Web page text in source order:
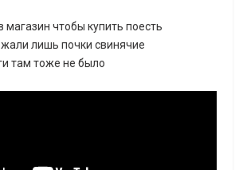
чтобы купить поесть
лишь почки свинячие
там тоже не было